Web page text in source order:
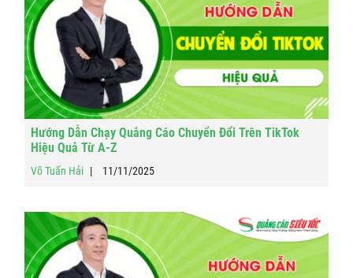
Hướng Dẫn Chạy Quảng Cáo Chuyển Đổi Trên TikTok
Hiệu Quả Từ A-Z
Võ Tuấn Hải 11/11/2025